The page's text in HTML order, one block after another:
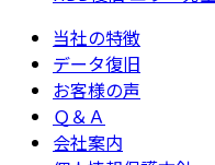
当社の特徴
データ復旧
お客様の声
Ｑ＆Ａ
会社案内